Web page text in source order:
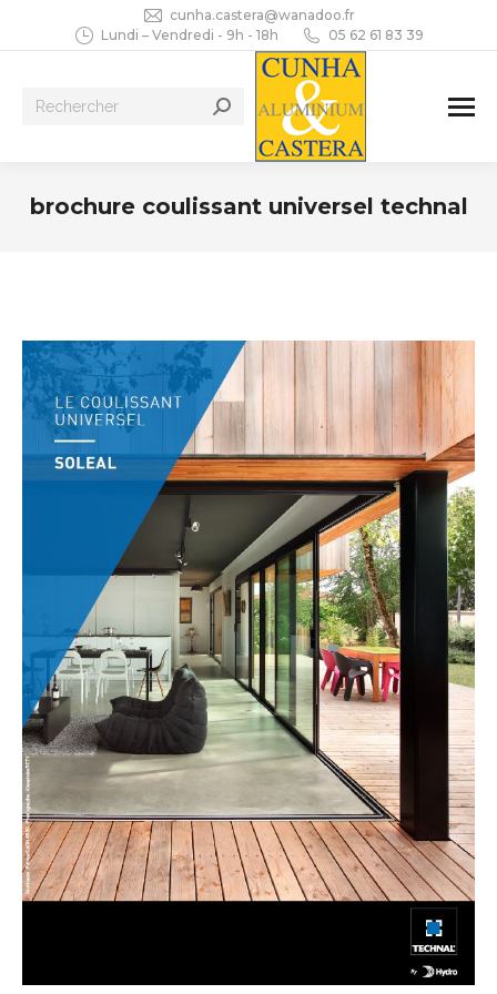
cunha.castera@wanadoo.fr
Lundi – Vendredi - 9h - 18h
05 62 61 83 39
Recherche
brochure coulissant universel technal